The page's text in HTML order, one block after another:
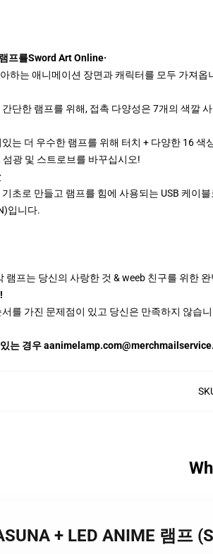
프를Sword Art Online·
하는 애니메이션 장면과 캐릭터를 모두 가져
단한 램프를 위해, 접촉 다양성은 7개의 색깔
는 더 우수한 램프를 위해 터치 + 다양한 16
섬광 및 스트로브를 바꾸십시오!
초로 만들고 램프를 힘에 사용되는 USB 케이
입니다.
램프는 당신의 사랑한 것 & weeb 친구를 위한
를 가진 문제점이 있고 당신은 만족하지 않습
는 경우
+ LED ANIME 램프